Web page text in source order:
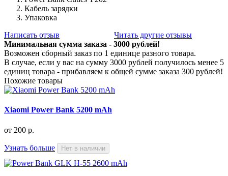
Кабель зарядки
Упаковка
Написать отзыв
Читать другие отзывы
Минимальная сумма заказа - 3000 рублей!
Возможен сборный заказ по 1 единице разного товара.
В случае, если у вас на сумму 3000 рублей получилось менее 5
единиц товара - прибавляем к общей сумме заказа 300 рублей!
Похожие товары
Xiaomi Power Bank 5200 mAh
от 200 р.
Узнать больше Нет в наличии